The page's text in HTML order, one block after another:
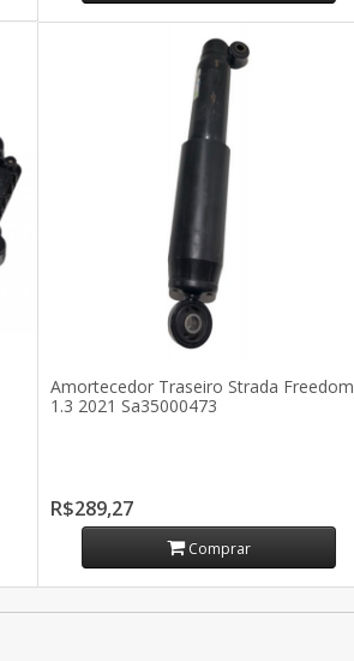
Amortecedor Traseiro Strada Freedom
1.3 2021 Sa35000473
R$289,27
Comprar